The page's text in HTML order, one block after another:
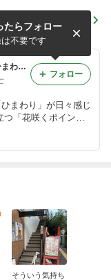
常識の正しい解き方
集まれ！社労士受験生！ さくらとひまわりのお花見日和
まわり」が日々感じ
つ「花咲くポイン
たらフォロー
不要です
フォロー
そういう気持ち